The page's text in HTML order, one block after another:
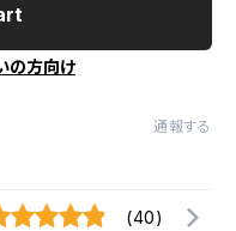
の方向け
通報する
(40)